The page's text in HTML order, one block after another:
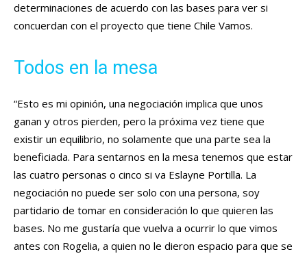
determinaciones de acuerdo con las bases para ver si
concuerdan con el proyecto que tiene Chile Vamos.
Todos en la mesa
“Esto es mi opinión, una negociación implica que unos
ganan y otros pierden, pero la próxima vez tiene que
existir un equilibrio, no solamente que una parte sea la
beneficiada. Para sentarnos en la mesa tenemos que estar
las cuatro personas o cinco si va Eslayne Portilla. La
negociación no puede ser solo con una persona, soy
partidario de tomar en consideración lo que quieren las
bases. No me gustaría que vuelva a ocurrir lo que vimos
antes con Rogelia, a quien no le dieron espacio para que se